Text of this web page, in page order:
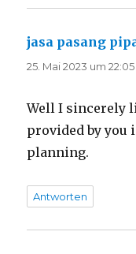
jasa pasang
25. Mai 2023 um
Well I sincerely
provided by you
planning.
Antworten